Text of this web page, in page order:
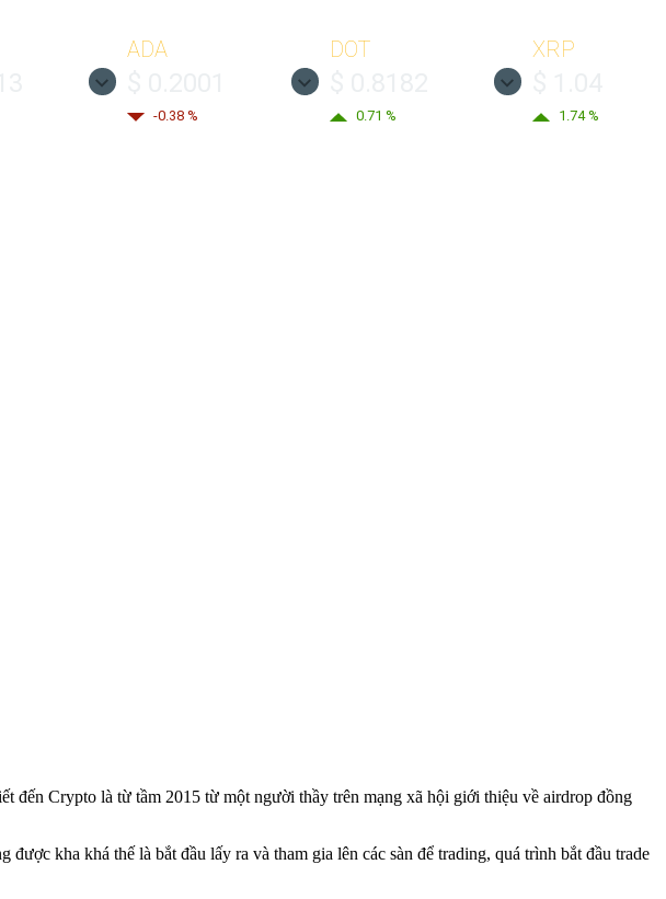
ADA
-0.38 %
DOT
0.71 %
XRP
1.74 %
đến Crypto là từ tầm 2015 từ một người thầy trên mạng xã hội giới thiệu về airdrop đồng
kha khá thế là bắt đầu lấy ra và tham gia lên các sàn để trading, quá trình bắt đầu trade